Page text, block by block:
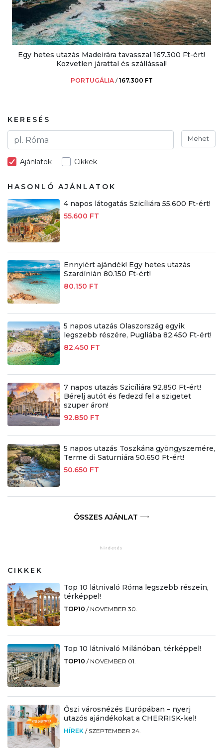
Egy hetes utazás Madeirára tavasszal 167.300 Ft-ért!
Közvetlen járattal és szállással!
PORTUGÁLIA /167.300 FT
KERESÉS
Mehet
Ajánlatok Cikkek
HASONLÓ AJÁNLATOK
4 napos látogatás Szicíliára 55.600 Ft-ért!
55.600 FT
Ennyiért ajándék! Egy hetes utazás
Szardínián 80.150 Ft-ért!
80.150 FT
5 napos utazás Olaszország egyik
legszebb részére, Pugliába 82.450 Ft-ért!
82.450 FT
7 napos utazás Szicíliára 92.850 Ft-ért!
Bérelj autót és fedezd fel a szigetet
szuper áron!
92.850 FT
5 napos utazás Toszkána gyöngyszemére,
Terme di Saturniára 50.650 Ft-ért!
50.650 FT
ÖSSZES AJÁNLAT
CIKKEK
Top 10 látnivaló Róma legszebb részein,
térképpel!
TOP10 / NOVEMBER 30.
Top 10 látnivaló Milánóban, térképpel!
TOP10 / NOVEMBER 01.
Őszi városnézés Európában – nyerj
utazós ajándékokat a CHERRISK-kel!
HÍREK / SZEPTEMBER 24.